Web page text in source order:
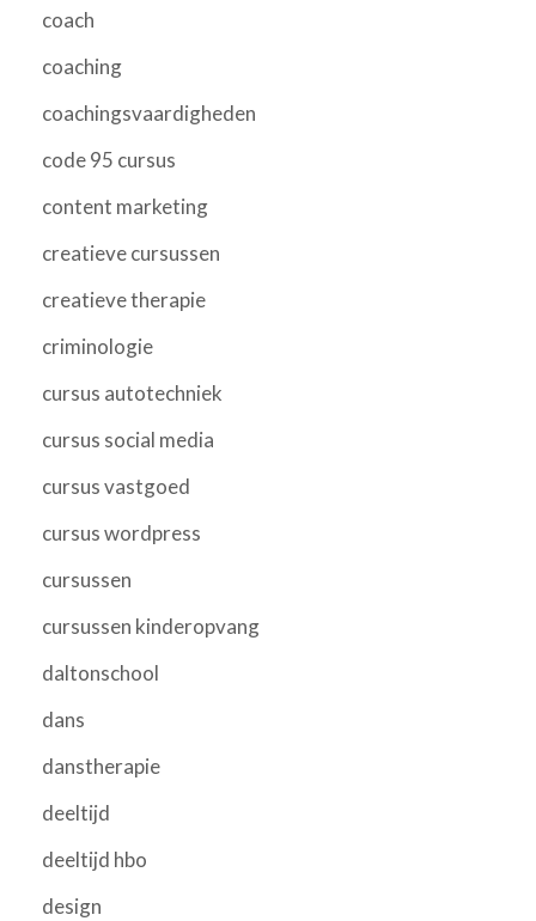
coach
coaching
coachingsvaardigheden
code 95 cursus
content marketing
creatieve cursussen
creatieve therapie
criminologie
cursus autotechniek
cursus social media
cursus vastgoed
cursus wordpress
cursussen
cursussen kinderopvang
daltonschool
dans
danstherapie
deeltijd
deeltijd hbo
design